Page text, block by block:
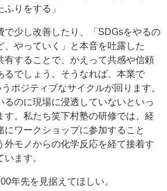
りをする」
で少し改善したり、「SDGsをやるの
、やっていく」と本音を吐露した
有することで、かえって共感や信頼
るでしょう。そうなれば、本業で
ポジティブなサイクルが回ります。
るのに現場に浸透していないといっ
す。私たち笑下村塾の研修では、経
にワークショップに参加すること
外モノからの化学反応を経て接着す
ます。
年先を見据えてほしい。